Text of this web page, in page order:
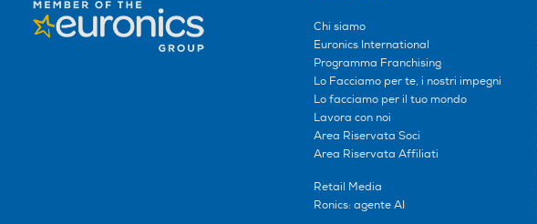
Chi siamo
Euronics International
Programma Franchising
Lo Facciamo per te, i nostri impegni
Lo facciamo per il tuo mondo
Lavora con noi
Area Riservata Soci
Area Riservata Affiliati
Retail Media
Ronics: agente AI